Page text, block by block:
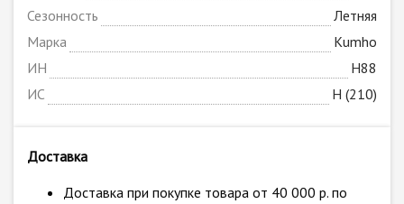
Сезонность
Летняя
Марка
Kumho
ИН
H88
ИС
H (210)
Доставка
Доставка при покупке товара от 40 000 р. по